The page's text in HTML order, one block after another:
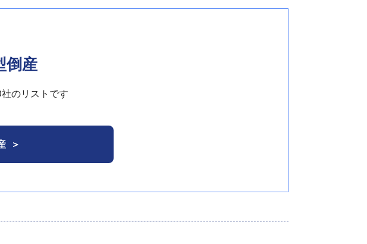
工高をあげ好業績を維持していた。しかし、21年2月に主
倒産
のリストです